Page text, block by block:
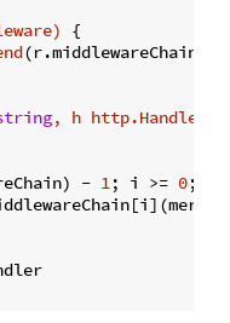
{
(r.middlewareChain,
, h http.Handler)
- 1; i >= 0;